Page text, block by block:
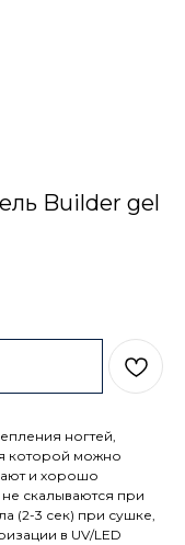
Builder gel
ногтей,
которой можно
и хорошо
скалываются при
(2-3 сек) при сушке,
в UV/LED